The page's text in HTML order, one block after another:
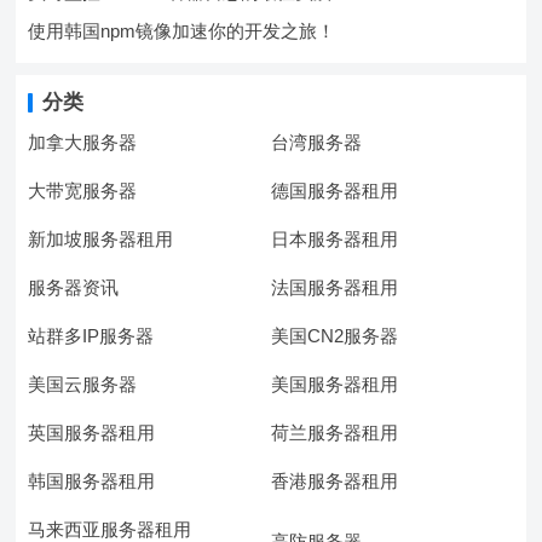
使用韩国npm镜像加速你的开发之旅！
分类
加拿大服务器 台湾服务器
大带宽服务器 德国服务器租用
新加坡服务器租用 日本服务器租用
服务器资讯 法国服务器租用
站群多IP服务器 美国CN2服务器
美国云服务器 美国服务器租用
英国服务器租用 荷兰服务器租用
韩国服务器租用 香港服务器租用
马来西亚服务器租用